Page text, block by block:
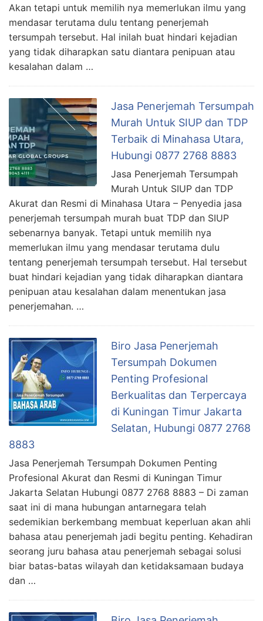
Akan tetapi untuk memilih nya memerlukan ilmu yang
mendasar terutama dulu tentang penerjemah
tersumpah tersebut. Hal inilah buat hindari kejadian
yang tidak diharapkan satu diantara penipuan atau
kesalahan dalam …
Jasa Penerjemah Tersumpah
Murah Untuk SIUP dan TDP
Terbaik di Minahasa Utara,
Hubungi 0877 2768 8883
Jasa Penerjemah Tersumpah
Murah Untuk SIUP dan TDP
Akurat dan Resmi di Minahasa Utara – Penyedia jasa
penerjemah tersumpah murah buat TDP dan SIUP
sebenarnya banyak. Tetapi untuk memilih nya
memerlukan ilmu yang mendasar terutama dulu
tentang penerjemah tersumpah tersebut. Hal tersebut
buat hindari kejadian yang tidak diharapkan diantara
penipuan atau kesalahan dalam menentukan jasa
penerjemahan. …
Biro Jasa Penerjemah
Tersumpah Dokumen
Penting Profesional
Berkualitas dan Terpercaya
di Kuningan Timur Jakarta
Selatan, Hubungi 0877 2768
8883
Jasa Penerjemah Tersumpah Dokumen Penting
Profesional Akurat dan Resmi di Kuningan Timur
Jakarta Selatan Hubungi 0877 2768 8883 – Di zaman
saat ini di mana hubungan antarnegara telah
sedemikian berkembang membuat keperluan akan ahli
bahasa atau penerjemah jadi begitu penting. Kehadiran
seorang juru bahasa atau penerjemah sebagai solusi
biar batas-batas wilayah dan ketidaksamaan budaya
dan …